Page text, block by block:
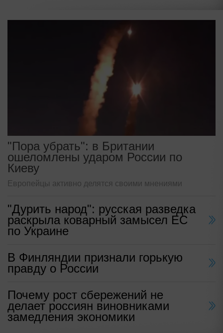
"Пора убрать": в Британии
ошеломлены ударом России по
Киеву
Европейцы активно делятся своими мнениями
"Дурить народ": русская разведка
раскрыла коварный замысел ЕС
по Украине
В Финляндии признали горькую
правду о России
Почему рост сбережений не
делает россиян виновниками
замедления экономики